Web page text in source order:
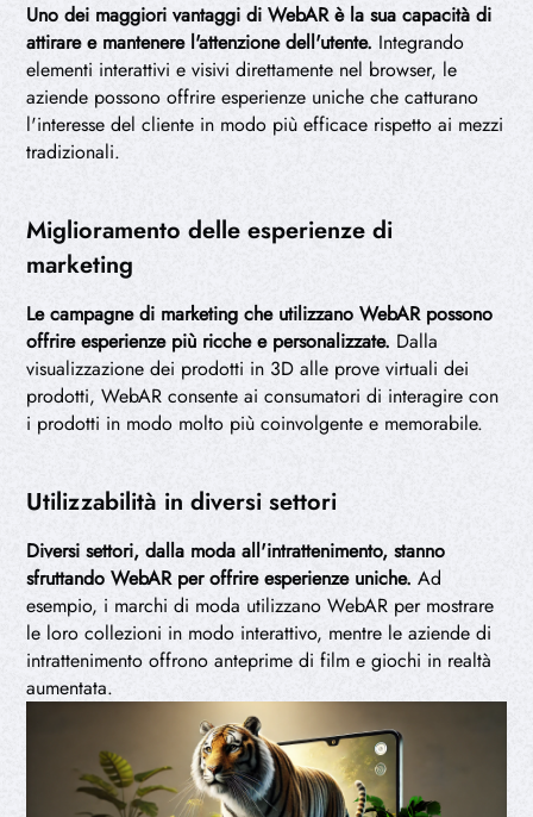
Uno dei maggiori vantaggi di WebAR è la sua capacità di
attirare e mantenere l'attenzione dell'utente. Integrando
elementi interattivi e visivi direttamente nel browser, le
aziende possono offrire esperienze uniche che catturano
l'interesse del cliente in modo più efficace rispetto ai mezzi
tradizionali.
Miglioramento delle esperienze di
marketing
Le campagne di marketing che utilizzano WebAR possono
offrire esperienze più ricche e personalizzate. Dalla
visualizzazione dei prodotti in 3D alle prove virtuali dei
prodotti, WebAR consente ai consumatori di interagire con
i prodotti in modo molto più coinvolgente e memorabile.
Utilizzabilità in diversi settori
Diversi settori, dalla moda all'intrattenimento, stanno
sfruttando WebAR per offrire esperienze uniche.Ad
esempio, i marchi di moda utilizzano WebAR per mostrare
le loro collezioni in modo interattivo, mentre le aziende di
intrattenimento offrono anteprime di film e giochi in realtà
aumentata.